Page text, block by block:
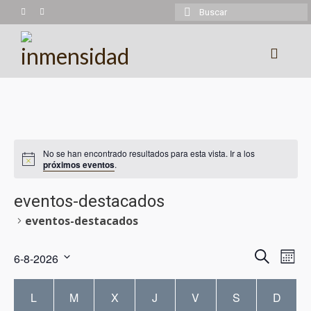
Buscar
por:
Montañismo
Calendario
No se han encontrado resultados para esta vista. Ir a los
próximos eventos.
eventos-destacados
eventos-destacados
de
Buscar
de
Mes
6-8-2026
Calendario
L M X J V S D